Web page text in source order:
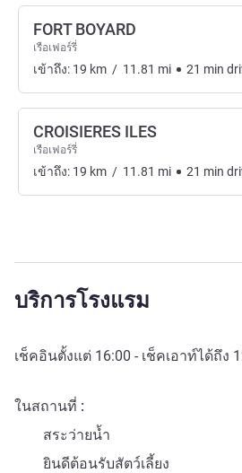
FORT BOYARD
เรือเฟอร์รี่
เข้าถึง: 19 km / 11.81 mi 21 min
CROISIERES ILES
เรือเฟอร์รี่
เข้าถึง: 19 km / 11.81 mi 21 min
บริการโรงแรม
เช็คอินตั้งแต่ 16:00 - เช็คเอาท์ได้ถึง
ในสถานที่
สระว่ายน้ำ
ยินดีต้อนรับสัตว์เลี้ยง